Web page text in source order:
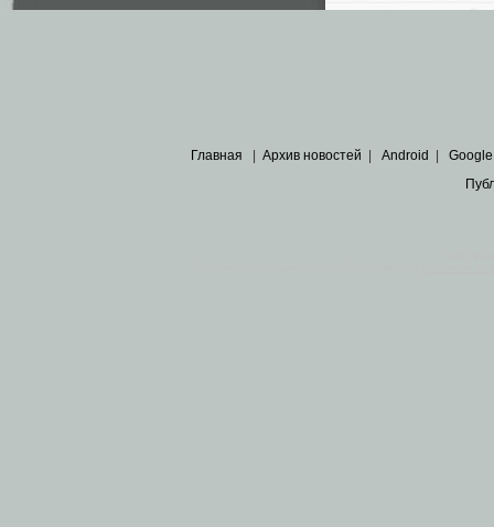
Главная | Архив новостей | Android | Google